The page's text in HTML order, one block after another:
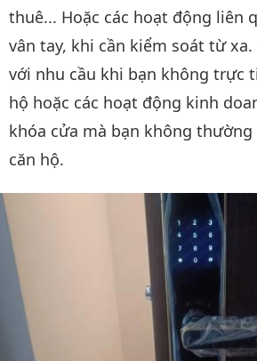
thuê... Hoặc các hoạt động liên
vân tay, khi cần kiểm soát từ xa.
với nhu cầu khi bạn không trực
hộ hoặc các hoạt động kinh
khóa cửa mà bạn không
căn hộ.